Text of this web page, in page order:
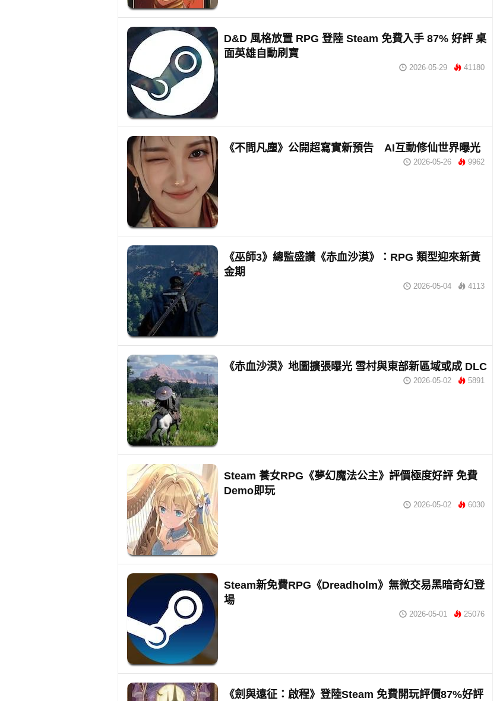
D&D 風格放置 RPG 登陸 Steam 免費入手 87% 好評 桌
面英雄自動刷寶
2026-05-29 41180
《不問凡塵》公開超寫實新預告 AI互動修仙世界曝光
2026-05-26 9962
《巫師3》總監盛讚《赤血沙漠》：RPG 類型迎來新黃
金期
2026-05-04 4113
《赤血沙漠》地圖擴張曝光 雪村與東部新區域或成 DLC
2026-05-02 5891
Steam 養女RPG《夢幻魔法公主》評價極度好評 免費
Demo即玩
2026-05-02 6030
Steam新免費RPG《Dreadholm》無微交易黑暗奇幻登
場
2026-05-01 25076
《劍與遠征：啟程》登陸Steam 免費開玩評價87%好評